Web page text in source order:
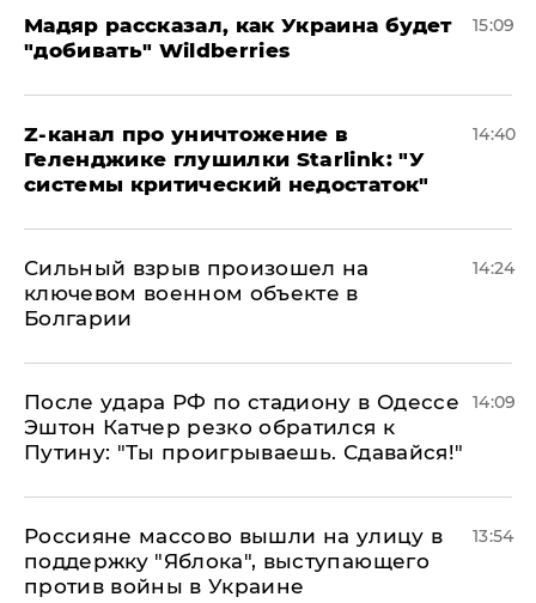
Мадяр рассказал, как Украина будет
"добивать" Wildberries
15:09
Z-канал про уничтожение в
Геленджике глушилки Starlink: "У
системы критический недостаток"
14:40
Сильный взрыв произошел на
ключевом военном объекте в
Болгарии
14:24
После удара РФ по стадиону в Одессе
Эштон Катчер резко обратился к
Путину: "Ты проигрываешь. Сдавайся!"
14:09
Россияне массово вышли на улицу в
поддержку "Яблока", выступающего
против войны в Украине
13:54